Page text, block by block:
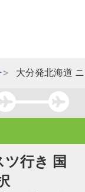
大分発北海道
行き 国